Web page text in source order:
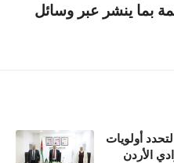
بما ينشر عبر وسائل
أولويات
الأردن